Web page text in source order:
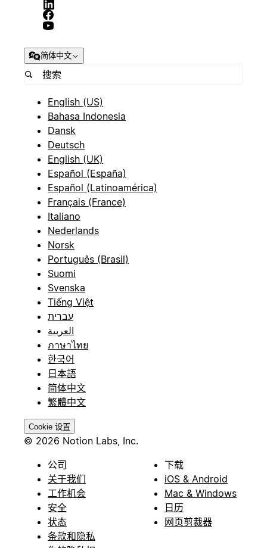
简体中文
English (US)
Bahasa Indonesia
Dansk
Deutsch
English (UK)
Español (España)
Español (Latinoamérica)
Français (France)
Italiano
Nederlands
Norsk
Português (Brasil)
Suomi
Svenska
Tiếng Việt
עברית
العربية
ภาษาไทย
한국어
日本語
简体中文
繁體中文
Cookie 设置
© 2026 Notion Labs, Inc.
公司
关于我们
工作机会
安全
状态
条款和隐私
下载
iOS & Android
Mac & Windows
日历
网页剪裁器